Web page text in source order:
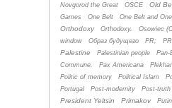
Novgorod the Great
OSCE Old
Games
One Belt One Belt and
Orthodoxy Orthodoxy. Osowiec
window
Oбраз будущего PR;
Palestine Palestinian people Pan-
Commune.
Pax Americana
Politic of memory
Political Islam
Portugal
Post-modernity Post-truth
President Yeltsin Primakov Putin